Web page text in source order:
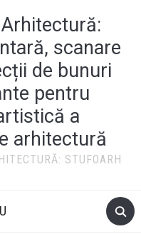
scanare
de bunuri
pentru
a
arhitectură
STUFOARH